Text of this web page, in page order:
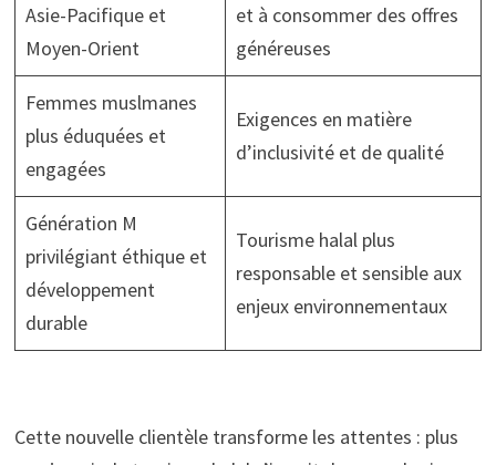
Asie-Pacifique et
Moyen-Orient
et à consommer des offres
généreuses
Femmes muslmanes
plus éduquées et
engagées
Exigences en matière
d’inclusivité et de qualité
Génération M
privilégiant éthique et
développement
durable
Tourisme halal plus
responsable et sensible aux
enjeux environnementaux
Cette nouvelle clientèle transforme les attentes : plus